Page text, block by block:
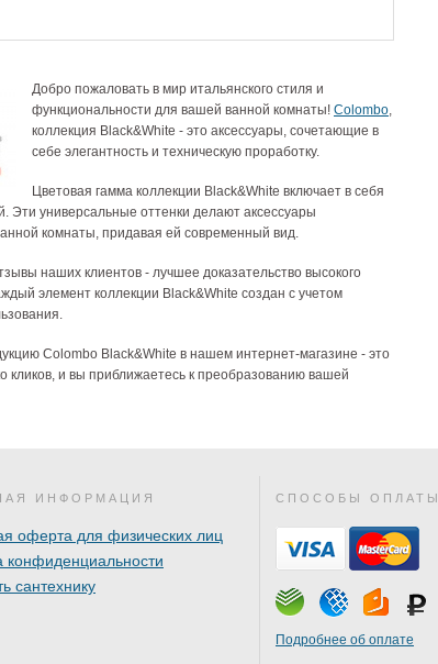
Добро пожаловать в мир итальянского стиля и
функциональности для вашей ванной комнаты! Colombo,
коллекция Black&White - это аксессуары, сочетающие в
себе элегантность и техническую проработку.
Цветовая гамма коллекции Black&White включает в себя
Эти универсальные оттенки делают аксессуары
комнаты, придавая ей современный вид.
наших клиентов - лучшее доказательство высокого
элемент коллекции Black&White создан с учетом
Colombo Black&White в нашем интернет-магазине - это
кликов, и вы приближаетесь к преобразованию вашей
ИНФОРМАЦИЯ
оферта для физических лиц
конфиденциальности
сантехнику
СПОСОБЫ ОПЛАТЫ
Подробнее об оплате